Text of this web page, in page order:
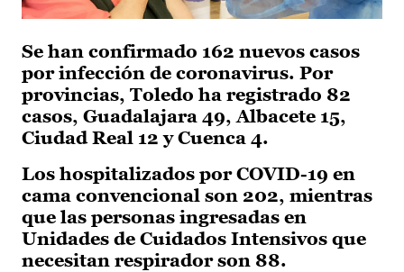
Se han confirmado 162 nuevos casos
por infección de coronavirus. Por
provincias, Toledo ha registrado 82
casos, Guadalajara 49, Albacete 15,
Ciudad Real 12 y Cuenca 4.
Los hospitalizados por COVID-19 en
cama convencional son 202, mientras
que las personas ingresadas en
Unidades de Cuidados Intensivos que
necesitan respirador son 88.